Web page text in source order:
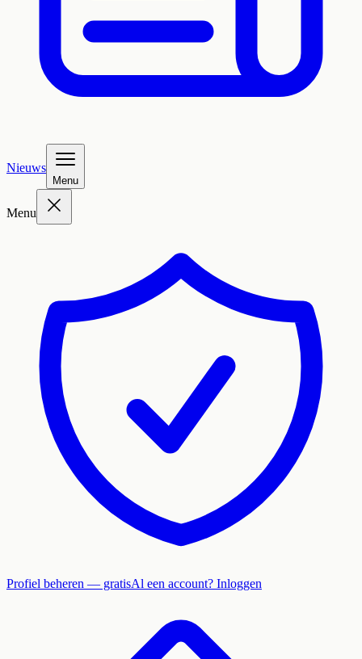
Nieuws
Menu
Menu
Profiel beheren — gratisAl een account? Inloggen